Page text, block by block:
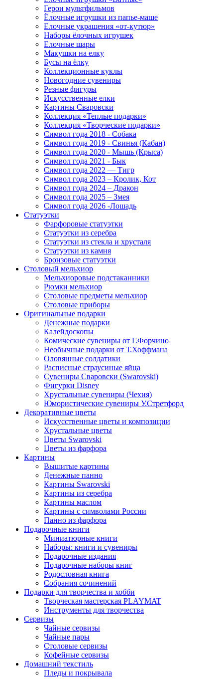
Герои мультфильмов
Ёлочные игрушки из папье-маше
Елочные украшения «от-кутюр»
Наборы ёлочных игрушек
Елочные шары
Макушки на елку
Бусы на ёлку
Коллекционные куклы
Новогодние сувениры
Резные фигуры
Искусственные елки
Картины Сваровски
Коллекция «Теплые подарки»
Коллекция «Творческие подарки»
Символ года 2018 - Собака
Символ года 2019 - Свинья (Кабан)
Символ года 2020 - Мышь (Крыса)
Символ года 2021 - Бык
Символ года 2022 — Тигр
Символ года 2023 – Кролик, Кот
Символ года 2024 – Дракон
Символ года 2025 – Змея
Символ года 2026 -Лошадь
Статуэтки
Фарфоровые статуэтки
Статуэтки из серебра
Статуэтки из стекла и хрусталя
Статуэтки из камня
Бронзовые статуэтки
Столовый мельхиор
Мельхиоровые подстаканники
Рюмки мельхиор
Столовые предметы мельхиор
Столовые приборы
Оригинальные подарки
Денежные подарки
Калейдоскопы
Комические сувениры от Г.Форчино
Необычные подарки от Т.Хоффмана
Оловянные солдатики
Расписные страусиные яйца
Сувениры Сваровски (Swarovski)
Фигурки Disney
Хрустальные сувениры (Чехия)
Юмористические сувениры У.Стретфорд
Декоративные цветы
Искусственные цветы и композиции
Хрустальные цветы
Цветы Swarovski
Цветы из фарфора
Картины
Вышитые картины
Денежные панно
Картины Swarovski
Картины из серебра
Картины маслом
Картины с символами России
Панно из фарфора
Подарочные книги
Миниатюрные книги
Наборы: книги и сувениры
Подарочные издания
Подарочные наборы книг
Родословная книга
Собрания сочинений
Подарки для творчества и хобби
Творческая мастерская PLAYMAT
Инструменты для творчества
Cервизы
Чайные сервизы
Чайные пары
Столовые сервизы
Кофейные сервизы
Домашний текстиль
Пледы и покрывала